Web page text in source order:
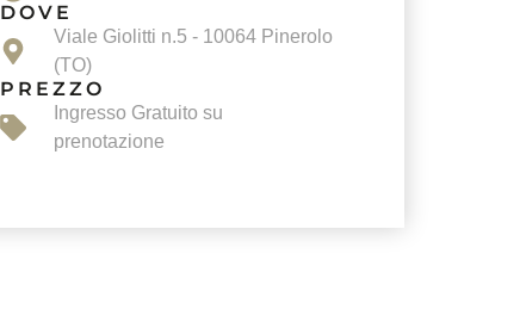
DOVE
Viale Giolitti n.5 - 10064 Pinerolo
(TO)
PREZZO
Ingresso Gratuito su
prenotazione